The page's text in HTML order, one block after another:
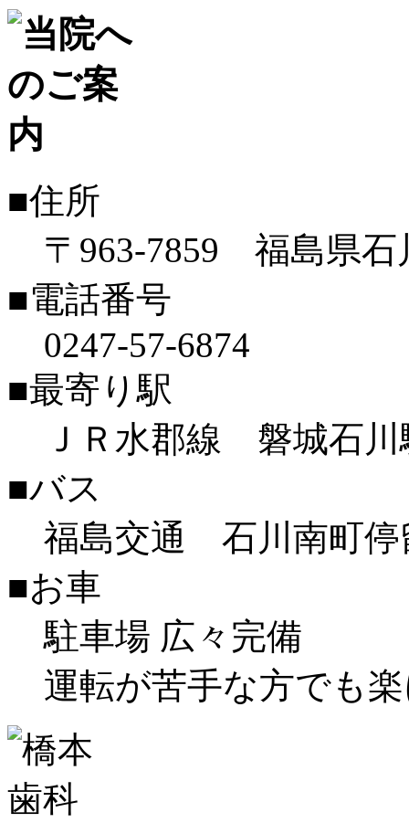
■住所
〒963-7859 福島県石
■電話番号
0247-57-6874
■最寄り駅
ＪＲ水郡線 磐城石
■バス
福島交通 石川南町
■お車
駐車場 広々完備
運転が苦手な方でも